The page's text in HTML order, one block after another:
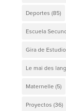
Deportes (85)
Escuela
Gira de
Le mai des
Maternelle (5)
Proyectos (36)